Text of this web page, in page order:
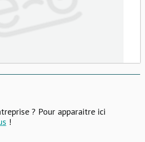
? Pour apparaitre ici
!